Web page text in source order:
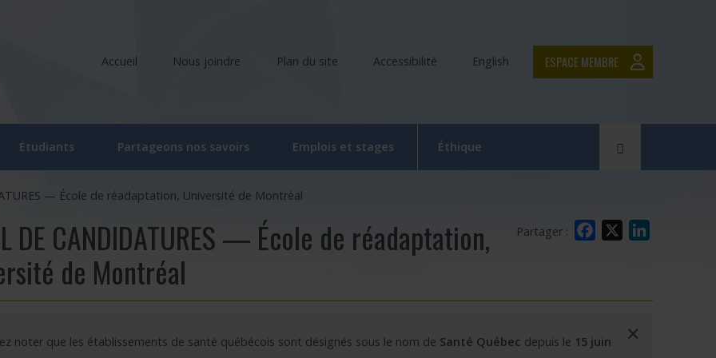
Accueil Nous joindre Plan du site Accessibilité English ESPACE MEMBRE
gestionnaires
recherche
CRIR
Étudiants
Comité étudiant du CRIR
Ateliers – Événements | Étudiant
Programme « Bourses d’études supérieures du CRIR »
Carrefour des savoirs : pour la relève en santé et services sociaux
Partageons nos savoirs
Ateliers et conférences
Ateliers et conférences – En ligne
Événements
CRIR Branché
Prix de reconnaissance Eva Kehayia et Bonnie Swaine
Emplois et stages Éthique
Formation en éthique de la recherche
— École de réadaptation, Université de Montréal
Partager : Facebook
DE CANDIDATURES — École de réadaptation,
de Montréal
noter que les établissements de santé québécois sont désignés sous le nom de Santé Québec depuis le 15 juin
×